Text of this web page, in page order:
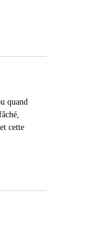
quand
cette